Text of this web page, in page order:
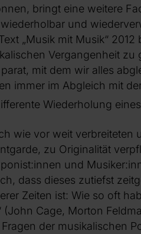
bringt eine weitere
und
„Musik mit Musik“
Vergangenheit zu
mit dem wir alles
immer im Abgleich mit
Wiederholung
wie vor weit verbreiteten
zu Originalität
und
dass dieses zutiefst
Zeiten ist: Wie so oft
(John Cage, Morton
der musikalischen